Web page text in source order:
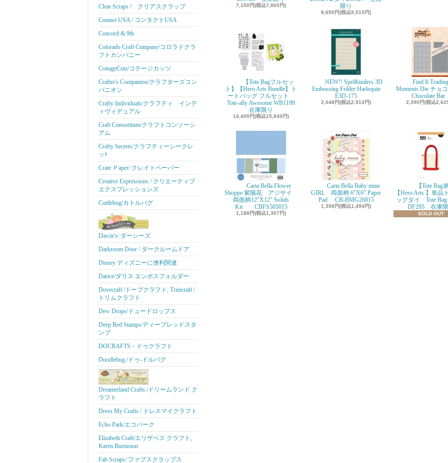
Clear Scraps / クリアスクラップ
Contact USA / コンタクトUSA
Concord & 9th
Colorado Craft Company/コロラドクラ
フトカンパニー
CottageCutz/コテージカッツ
Crafter's Companion/クラフターズコン
パニオン
Crafty Individuals/クラフティ インデ
ィヴィデュアル
Craft Consortium/クラフトコンソーシ
アム
Crafty Secrets/クラフティーシークレ
ッﾄ
Crate Ｐaper/ クレイトペーパー
Creative Expressions / クリエーティブ
エクスプレッションズ
Cuttlebug/カトルバグ
Darcie's/ ダーシーズ
Darkroom Door / ダークルームドア
Disney ディズニーに便利関連
Darice/ダリス エンボスフォルダー
Dovecraft /ドーブクラフト, Trimcraft /
トリムクラフト
Dew Drops/ドュードロップス
Deep Red Stamps/ディープレッドスタ
ンプ
DOCRAFTS・ドゥクラフト
Doodlebug /ドゥ-ドルバグ
Dreamerland Crafts /ドリームランド ク
ラフト
Dress My Crafts / ドレスマイクラフト
Echo Park/エコパーク
Elizabeth Craft/エリザベス クラフト,
Karen Burniston
Fab Scraps/ ファブスクラップス
7,150円(税込7,865円)
限り
8,650円(税込9,515円)
【Tote Bagフルセッ
ト】【Hero Arts Bundle】ト
ートバッグ フルセット
Tote-ally Awesome WB1199
在庫限り
14,400円(税込15,840円)
NEW!! Spellbinders 3D
Embossing Folder Harlequin
E3D-175
2,648円(税込2,913円)
Find It
Moments Die チョ
Chocolate Bar
2,390円(税込
Carta Bella Flower
Shoppe 紫陽花 アジサイ
両面柄12"X12" Solids
Kit CBFS505015
1,188円(税込1,307円)
Carta Bella Baby mine
GIRL 両面柄 6"X6" Paper
Pad CB-BMG26015
1,358円(税込1,494円)
【Tote Bag
【Hero Arts 】単品
ッグダイ Tote Bag
DF295 在庫限
SOLD OUT